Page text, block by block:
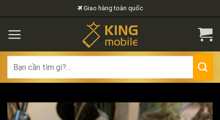
to
content
Giao hàng toàn quốc
for: